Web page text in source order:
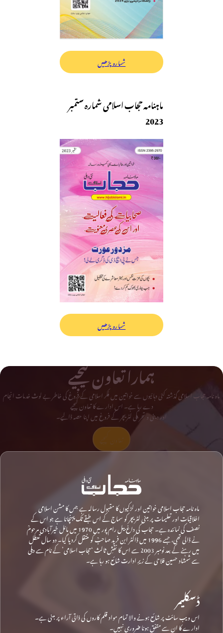
شمارہ پڑھیں
ماہنامہ حجاب اسلامی شمارہ ستمبر
2023
شمارہ پڑھیں
ہمارا تعاون کیجیے
ماہ نامہ حجاب اسلامی گذشتہ کئی دہائیوں سے خواتین میں فکر اسلامی کے فروغ کی خاطر بے لوث خدمات انجام
دے رہا ہے۔ اس ادارے کا تعاون کیجیے
اور دینی و تحریکی لٹریچر کے فروغ میں اپنا حصہ ڈالیے۔
ماہ نامہ حجاب اسلامی خواتین اور لڑکیوں کا مقبول رسالہ ہے جس کا مشن اسلامی
اخلاقیات اور تعلیمات پر مبنی لٹریچر کو سماج کے اس طبقے تک پہنچانا ہے جو اس کے
نصف کی نمائندہ ہے۔ حجاب کی داغ بیل رام پور میں 1970 میں مائل خیرآبادی مرحومؒ
نے ڈالی تھی، جسے 1996 میں ڈاکٹر ابن فرید صاحبؒ کو منتقل کردیا گیا۔ دو سال تعطل
میں رہنے کے بعد نومبر 2003 سے اس کا نقشِ ثالث ‘حجاب اسلامی’ کے نام سے دہلی
سے شمشاد حسین فلاحی کے زیرِ ادارت شائع ہو رہا ہے۔
ڈسکلیمر
اس ویب سائٹ پر شائع ہونے والا تمام مواد قلم کاروں کی ذاتی آراء پر مبنی ہے۔
ادارے کا ان سے متفق ہونا ضروری نہیں۔